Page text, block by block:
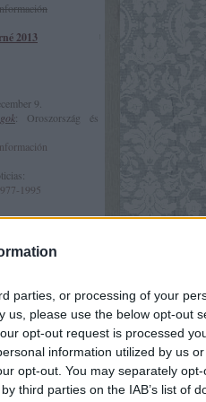
parties, or processing of your
us, please use the below opt-out
opt-out request is processed
information utilized by us
opt-out. You may separately
third parties on the IAB’s list of
2013
9.
: Oroszország és
1977-1995
Blog
Vos Style